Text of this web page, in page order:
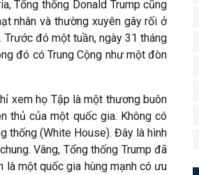
Tổng thống Donald Trump cũng
nhân và thường xuyên gây rối ở
Trước đó một tuần, ngày 31 tháng
đó có Trung Cộng như một đòn
xem họ Tập là một thương buôn
thủ của một quốc gia. Không có
thống (White House). Đây là hình
Vâng, Tổng thống Trump đã
một quốc gia hùng mạnh có ưu